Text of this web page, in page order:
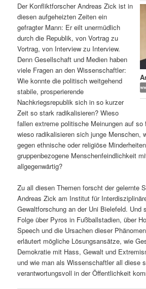
l
t
s
p
r
i
n
g
e
n
h
a
l
t
s
p
r
i
n
g
e
Der Konfliktforscher Andreas Zick ist in
diesen aufgeheizten Zeiten ein
gefragter Mann: Er eilt unermüdlich
durch die Republik, von Vortrag zu
Vortrag, von Interview zu Interview.
Denn Gesellschaft und Medien haben
viele Fragen an den Wissenschaftler:
Wie konnte die politisch weitgehend
stabile, prosperierende
Nachkriegsrepublik sich in so kurzer
Zeit so stark radikalisieren? Wieso
fallen extreme politische Meinungen auf so
wieso radikalisieren sich junge Menschen,
gegen ethnische oder religiöse
gruppenbezogene Menschenfeindlichkeit
allgegenwärtig?
Zu all diesen Themen forscht der gelernte
Andreas Zick am Institut für
Gewaltforschung an der Uni Bielefeld. Und
Folge über Pyros in Fußballstadien, über
Speech und die Ursachen dieser
erläutert mögliche Lösungsansätze, wie
Demokratie mit Hass, Gewalt und
und wie man als Wissenschaftler all diese
verantwortungsvoll in der Öffentlichkeit